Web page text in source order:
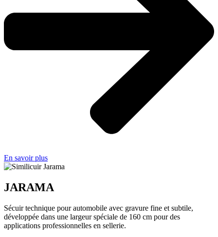
En savoir plus
JARAMA
Sécuir technique pour automobile avec gravure fine et subtile,
développée dans une largeur spéciale de 160 cm pour des
applications professionnelles en sellerie.